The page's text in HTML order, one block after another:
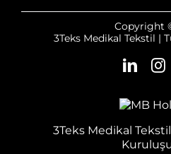
Copyright
3Teks Medikal Tekstil |
3Teks Medikal